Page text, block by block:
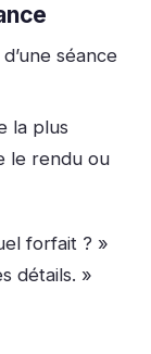
séance
la plus
le rendu ou
forfait ? »
détails. »